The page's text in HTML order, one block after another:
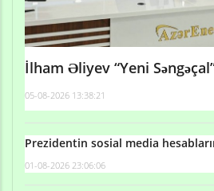
İlham Əliyev “Yeni
05-08-2026 13:38:21
Prezidentin sosial media
01-08-2026 23:06:06